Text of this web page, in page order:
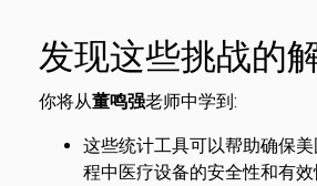
发现这些挑战的
你将从董鸣强老师中学到:
这些统计工具可以帮助确保
程中医疗设备的安全性和有效